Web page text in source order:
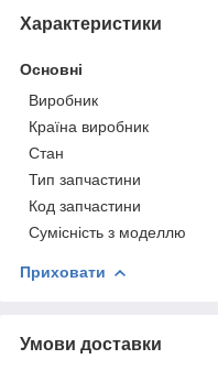
Характеристики
Основні
Виробник
Країна виробник
Стан
Тип запчастини
Код запчастини
Сумісність з моделлю
Приховати
Умови доставки